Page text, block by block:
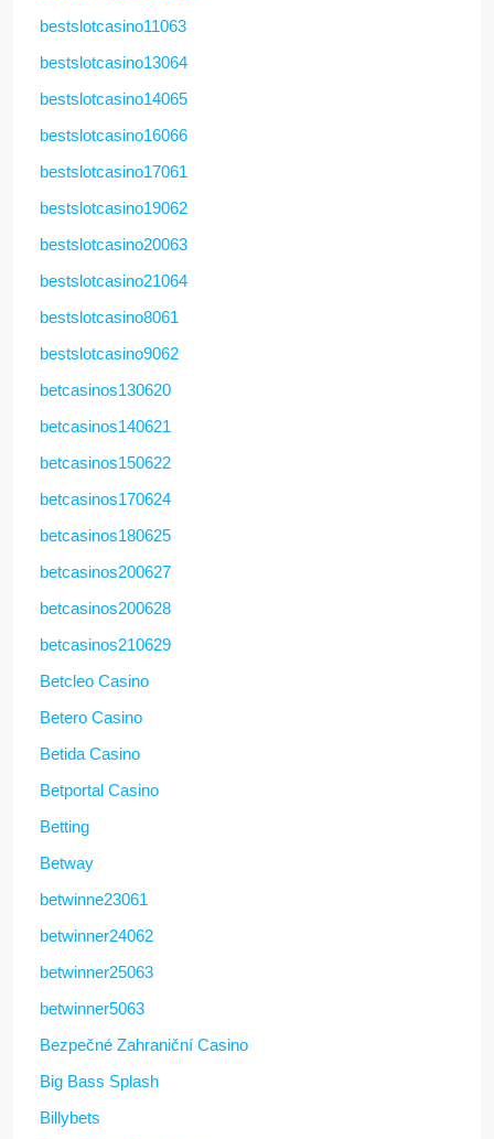
bestslotcasino11063
bestslotcasino13064
bestslotcasino14065
bestslotcasino16066
bestslotcasino17061
bestslotcasino19062
bestslotcasino20063
bestslotcasino21064
bestslotcasino8061
bestslotcasino9062
betcasinos130620
betcasinos140621
betcasinos150622
betcasinos170624
betcasinos180625
betcasinos200627
betcasinos200628
betcasinos210629
Betcleo Casino
Betero Casino
Betida Casino
Betportal Casino
Betting
Betway
betwinne23061
betwinner24062
betwinner25063
betwinner5063
Bezpečné Zahraniční Casino
Big Bass Splash
Billybets